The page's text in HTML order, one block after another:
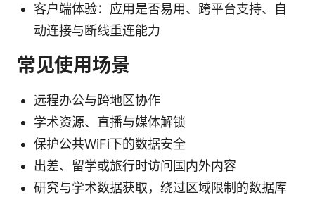
客户端体验：应用是否易用、跨平台支持、自
动连接与断线重连能力
常见使用场景
远程办公与跨地区协作
学术资源、直播与媒体解锁
保护公共WiFi下的数据安全
出差、留学或旅行时访问国内外内容
研究与学术数据获取，绕过区域限制的数据库